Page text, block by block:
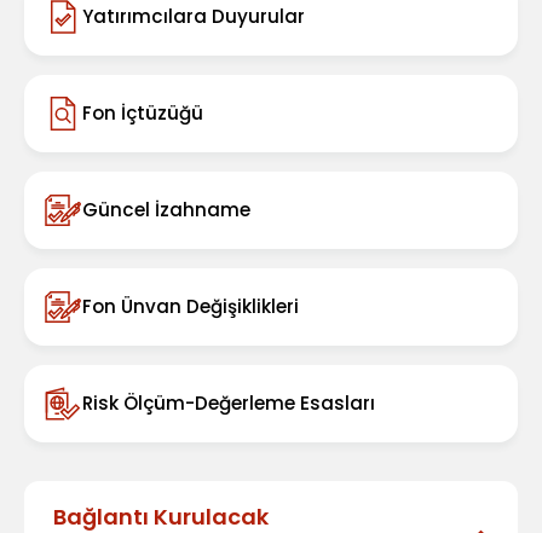
Yatırımcılara Duyurular
Fon İçtüzüğü
Güncel İzahname
Fon Ünvan Değişiklikleri
Risk Ölçüm-Değerleme Esasları
Bağlantı Kurulacak